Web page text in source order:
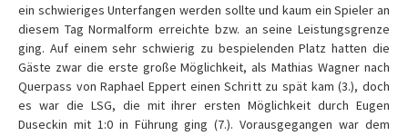
ein schwieriges Unterfangen werden sollte und kaum ein Spieler an
diesem Tag Normalform erreichte bzw. an seine Leistungsgrenze
ging. Auf einem sehr schwierig zu bespielenden Platz hatten die
Gäste zwar die erste große Möglichkeit, als Mathias Wagner nach
Querpass von Raphael Eppert einen Schritt zu spät kam (3.), doch
es war die LSG, die mit ihrer ersten Möglichkeit durch Eugen
Duseckin mit 1:0 in Führung ging (7.). Vorausgegangen war dem